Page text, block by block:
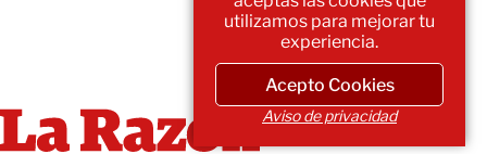
utilizamos para mejorar tu
experiencia.
Acepto Cookies
Aviso de privacidad